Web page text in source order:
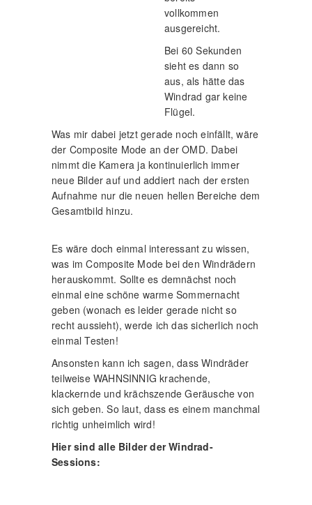
vollkommen
ausgereicht.
Bei 60 Sekunden
sieht es dann so
aus, als hätte das
Windrad gar keine
Flügel.
Was mir dabei jetzt gerade noch einfällt, wäre
der Composite Mode an der OMD. Dabei
nimmt die Kamera ja kontinuierlich immer
neue Bilder auf und addiert nach der ersten
Aufnahme nur die neuen hellen Bereiche dem
Gesamtbild hinzu.
Es wäre doch einmal interessant zu wissen,
was im Composite Mode bei den Windrädern
herauskommt. Sollte es demnächst noch
einmal eine schöne warme Sommernacht
geben (wonach es leider gerade nicht so
recht aussieht), werde ich das sicherlich noch
einmal Testen!
Ansonsten kann ich sagen, dass Windräder
teilweise WAHNSINNIG krachende,
klackernde und krächszende Geräusche von
sich geben. So laut, dass es einem manchmal
richtig unheimlich wird!
Hier sind alle Bilder der Windrad-
Sessions: